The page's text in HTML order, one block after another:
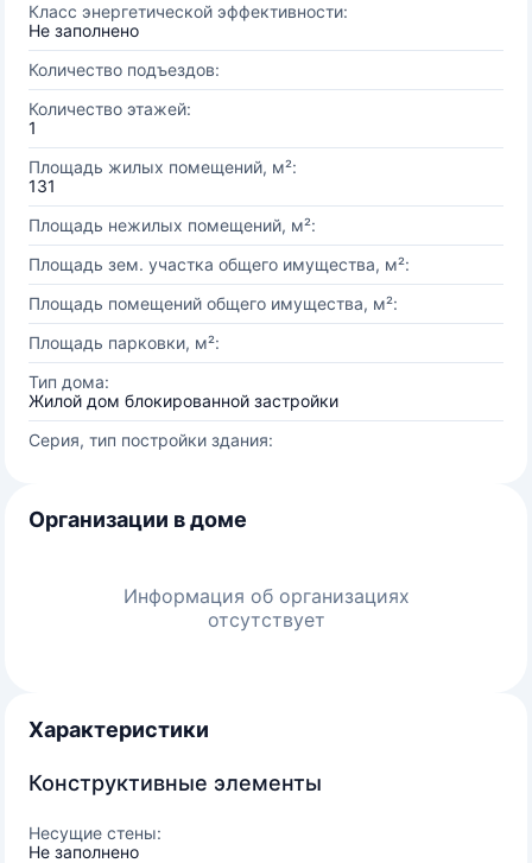
Класс энергетической эффективности:
Не заполнено
Количество подъездов:
Количество этажей:
1
Площадь жилых помещений, м²:
131
Площадь нежилых помещений, м²:
Площадь зем. участка общего имущества, м²:
Площадь помещений общего имущества, м²:
Площадь парковки, м²:
Тип дома:
Жилой дом блокированной застройки
Серия, тип постройки здания:
Организации в доме
Информация об организациях
отсутствует
Характеристики
Конструктивные элементы
Несущие стены:
Не заполнено